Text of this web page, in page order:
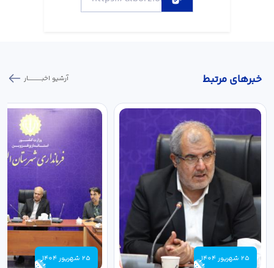
خبر‌های مرتبط آرشیو اخبـــــــــــار
25 شهریور 1404 25 شهریور 1404